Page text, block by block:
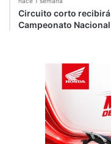
Circuito corto
Campeonato